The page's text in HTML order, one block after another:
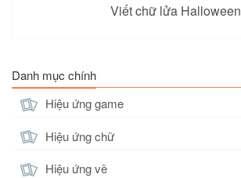
Viết chữ lửa Halloween
Danh mục chính
Hiệu ứng game
Hiệu ứng chữ
Hiệu ứng vẽ